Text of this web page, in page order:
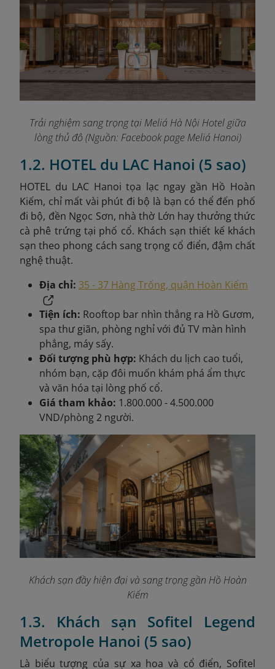
Trải nghiệm sang trọng tại Meliá Hà Nội Hotel giữa
lòng thủ đô (Nguồn: Facebook page Meliá Hanoi)
1.2. HOTEL du LAC Hanoi (5 sao)
HOTEL du LAC Hanoi tọa lạc ngay gần Hồ Hoàn
Kiếm, chỉ mất vài phút đi bộ là bạn có thể đến phố
đi bộ, đền Ngọc Sơn, nhà thờ Lớn hay thưởng thức
cà phê trứng tại phố cổ. Khách sạn thiết kế khách
sạn theo phong cách sang trọng cổ điển, đậm chất
nghệ thuật.
Địa chỉ: 35 - 37 Hàng Trống, quận Hoàn Kiếm
Tiện ích: Rooftop bar nhìn thẳng ra Hồ Gươm,
spa thư giãn, phòng nghỉ với đủ TV màn hình
phẳng, máy sấy.
Đối tượng phù hợp: Khách du lịch cao tuổi,
nhóm bạn, cặp đôi muốn khám phá ẩm thực
và văn hóa tại lòng phố cổ.
Giá tham khảo: 1.800.000 - 4.500.000
VND/phòng 2 người.
Khách sạn đầy hiện đại và sang trọng gần Hồ Hoàn
Kiếm
1.3. Khách sạn Sofitel Legend
Metropole Hanoi (5 sao)
Là biểu tượng của sự xa hoa và cổ điển, Sofitel